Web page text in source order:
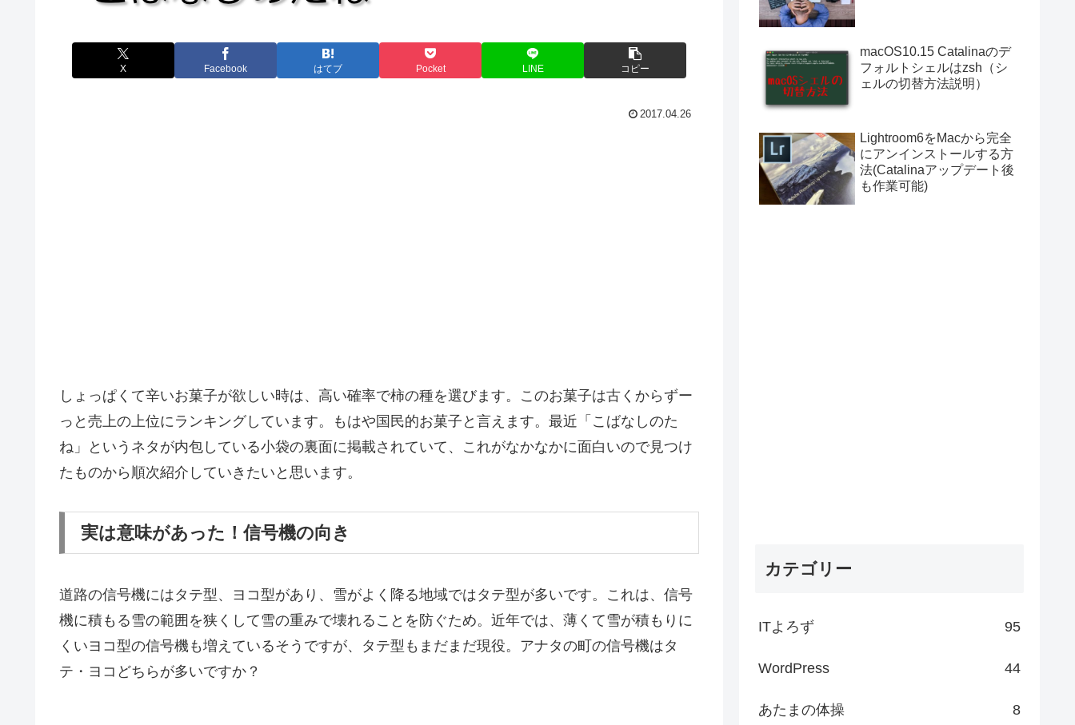
X Facebook はてブ Pocket LINE コピー
2017.04.26
しょっぱくて辛いお菓子が欲しい時は、高い確率で柿の種を選びます。このお菓子は古くからずー
っと売上の上位にランキングしています。もはや国民的お菓子と言えます。最近「こばなしのた
ね」というネタが内包している小袋の裏面に掲載されていて、これがなかなかに面白いので見つけ
たものから順次紹介していきたいと思います。
実は意味があった！信号機の向き
道路の信号機にはタテ型、ヨコ型があり、雪がよく降る地域ではタテ型が多いです。これは、信号
機に積もる雪の範囲を狭くして雪の重みで壊れることを防ぐため。近年では、薄くて雪が積もりに
くいヨコ型の信号機も増えているそうですが、タテ型もまだまだ現役。アナタの町の信号機はタ
テ・ヨコどちらが多いですか？
macOS10.15 Catalinaのデ
フォルトシェルはzsh（シ
ェルの切替方法説明）
Lightroom6をMacから完全
にアンインストールする方
法(Catalinaアップデート後
も作業可能)
カテゴリー
ITよろず 95
WordPress 44
あたまの体操 8